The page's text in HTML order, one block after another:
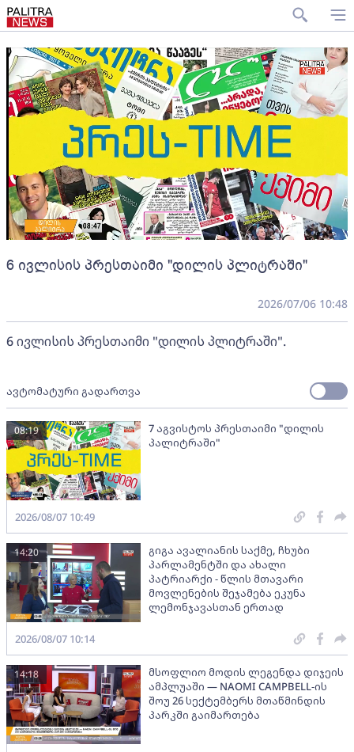
6 ივლისის პრესთაიმი "დილის პლიტრაში"
2026/07/06 10:48
6 ივლისის პრესთაიმი "დილის პლიტრაში".
ავტომატური გადართვა
7 აგვისტოს პრესთაიმი "დილის
პალიტრაში"
08:19
2026/08/07 10:49
გიგა ავალიანის საქმე, ჩხუბი
პარლამენტში და ახალი
პატრიარქი - წლის მთავარი
მოვლენების შეჯამება ეკუნა
ლემონჯავასთან ერთად
14:20
2026/08/07 10:14
მსოფლიო მოდის ლეგენდა დიჯეის
ამპლუაში — NAOMI CAMPBELL-ის
შოუ 26 სექტემბერს მთაწმინდის
პარკში გაიმართება
14:18